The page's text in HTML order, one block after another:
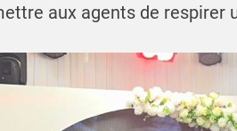
aux agents de respirer